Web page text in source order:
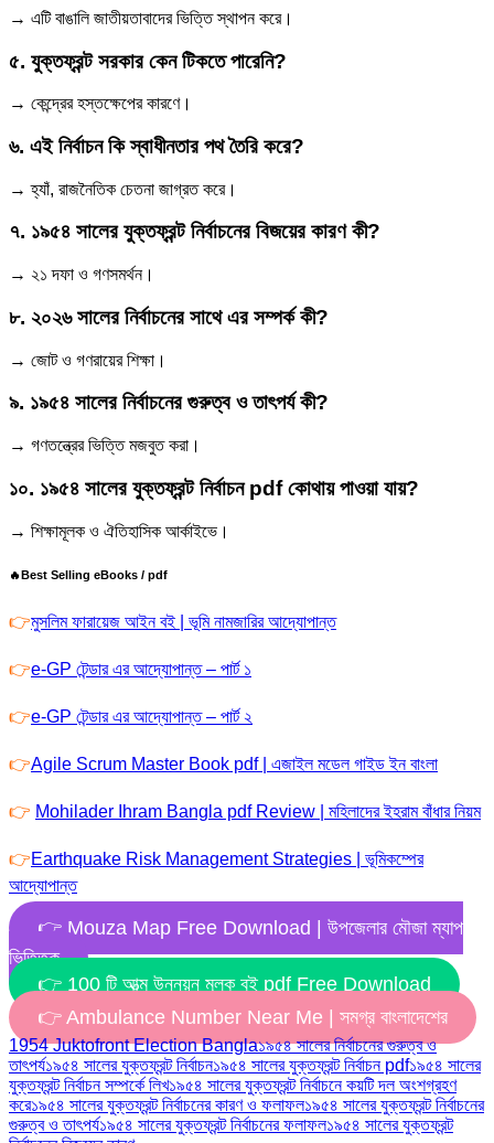
→ এটি বাঙালি জাতীয়তাবাদের ভিত্তি স্থাপন করে।
৫. যুক্তফ্রন্ট সরকার কেন টিকতে পারেনি?
→ কেন্দ্রের হস্তক্ষেপের কারণে।
৬. এই নির্বাচন কি স্বাধীনতার পথ তৈরি করে?
→ হ্যাঁ, রাজনৈতিক চেতনা জাগ্রত করে।
৭. ১৯৫৪ সালের যুক্তফ্রন্ট নির্বাচনের বিজয়ের কারণ কী?
→ ২১ দফা ও গণসমর্থন।
৮. ২০২৬ সালের নির্বাচনের সাথে এর সম্পর্ক কী?
→ জোট ও গণরায়ের শিক্ষা।
৯. ১৯৫৪ সালের নির্বাচনের গুরুত্ব ও তাৎপর্য কী?
→ গণতন্ত্রের ভিত্তি মজবুত করা।
১০. ১৯৫৪ সালের যুক্তফ্রন্ট নির্বাচন pdf কোথায় পাওয়া যায়?
→ শিক্ষামূলক ও ঐতিহাসিক আর্কাইভে।
🔥Best Selling eBooks / pdf
👉মুসলিম ফারায়েজ আইন বই | ভূমি নামজারির আদ্যোপান্ত
👉e-GP টেন্ডার এর আদ্যোপান্ত – পার্ট ১
👉e-GP টেন্ডার এর আদ্যোপান্ত – পার্ট ২
👉Agile Scrum Master Book pdf | এজাইল মডেল গাইড ইন বাংলা
👉 Mohilader Ihram Bangla pdf Review | মহিলাদের ইহরাম বাঁধার নিয়ম
👉Earthquake Risk Management Strategies | ভূমিকম্পের
আদ্যোপান্ত
👉 Mouza Map Free Download | উপজেলার মৌজা ম্যাপ
ভিত্তিক
👉 100 টি আত্ম উন্নয়ন মূলক বই pdf Free Download
👉 Ambulance Number Near Me | সমগ্র বাংলাদেশের
1954 Juktofront Election Bangla১৯৫৪ সালের নির্বাচনের গুরুত্ব ও
তাৎপর্য১৯৫৪ সালের যুক্তফ্রন্ট নির্বাচন১৯৫৪ সালের যুক্তফ্রন্ট নির্বাচন pdf১৯৫৪ সালের
যুক্তফ্রন্ট নির্বাচন সম্পর্কে লিখ১৯৫৪ সালের যুক্তফ্রন্ট নির্বাচনে কয়টি দল অংশগ্রহণ
করে১৯৫৪ সালের যুক্তফ্রন্ট নির্বাচনের কারণ ও ফলাফল১৯৫৪ সালের যুক্তফ্রন্ট নির্বাচনের
গুরুত্ব ও তাৎপর্য১৯৫৪ সালের যুক্তফ্রন্ট নির্বাচনের ফলাফল১৯৫৪ সালের যুক্তফ্রন্ট